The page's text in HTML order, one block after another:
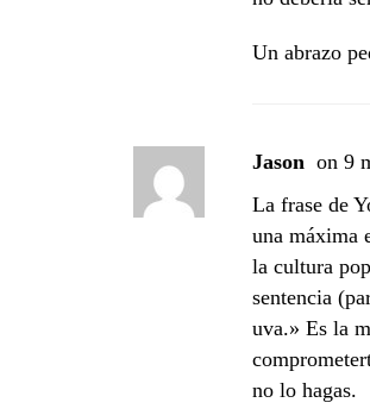
Un abrazo
Jason on 9
La frase de
una máxima
la cultura
sentencia
uva.» Es la
no lo hagas.